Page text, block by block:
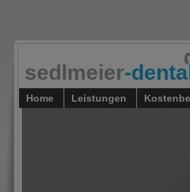
sedlmeier-
Home Leistungen